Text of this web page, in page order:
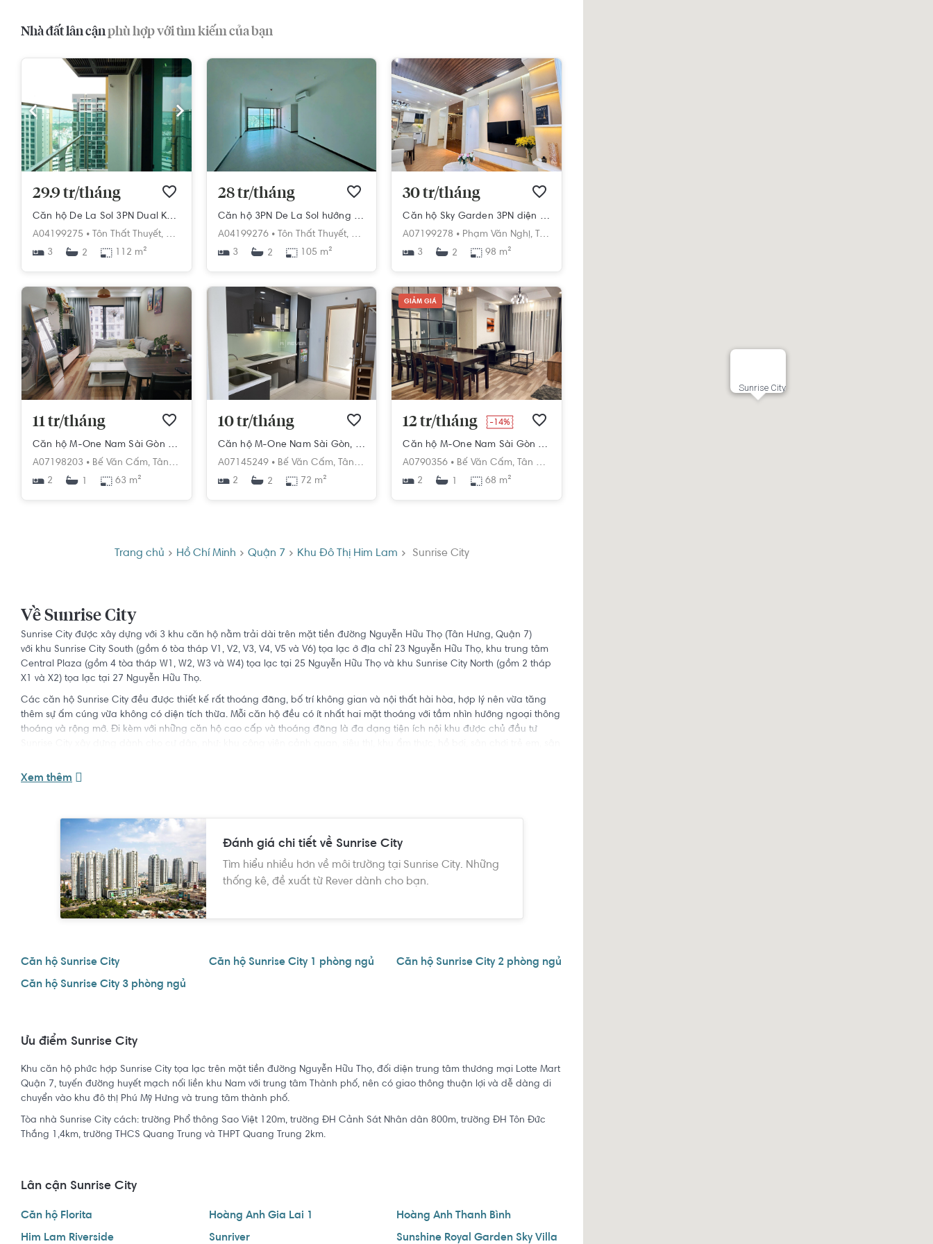
Nhà đất lân cậnphù hợp với tìm kiếm của bạn
29.9 tr/tháng
Căn hộ De La Sol 3PN Dual Key Nội Thất Cơ Bản
A04199275 • Tôn Thất Thuyết, Phường 1, Quận 4, Hồ Chí Minh
3
2 112 m²
28 tr/tháng
Căn hộ 3PN De La Sol hướng Đông Nam VIEW SÔNG
A04199276 • Tôn Thất Thuyết, Phường 1, Quận 4, Hồ Chí Minh
3
2 105 m²
30 tr/tháng
Căn hộ Sky Garden 3PN diện tích 98 m²
A07199278 • Phạm Văn Nghị, Tân Phong,
3
2 98 m²
11 tr/tháng
Căn hộ M-One Nam Sài Gòn hướng Nam, diện tích 63m²
A07198203 • Bế Văn Cấm, Tân Kiểng, Quận 7,
Hồ Chí Minh
2
63 m²
10 tr/tháng
Căn hộ M-One Nam Sài Gòn, diện tích 72m²
A07145249 • Bế Văn Cấm, Tân Kiểng, Quận 7, Hồ Chí Minh
2
2 72 m²
GIẢM GIÁ
12 tr/tháng -14%
Căn hộ M-One Nam Sài Gòn 2PN, diện tích 68m²
A0790356 • Bế Văn Cấm, Tân Kiểng,
2
68 m²
Trang chủ Hồ Chí Minh Quận 7 Khu Đô Thị Him Lam Sunrise City
Về Sunrise City
Sunrise City được xây dựng với 3 khu căn hộ nằm trải dài trên mặt tiền đường Nguyễn Hữu Thọ (Tân Hưng, Quận 7)
với khu Sunrise City South (gồm 6 tòa tháp V1, V2, V3, V4, V5 và V6) tọa lạc ở địa chỉ 23 Nguyễn Hữu Thọ, khu trung tâm
Central Plaza (gồm 4 tòa tháp W1, W2, W3 và W4) tọa lạc tại 25 Nguyễn Hữu Thọ và khu Sunrise City North (gồm 2 tháp
X1 và X2) tọa lạc tại 27 Nguyễn Hữu Thọ.
Các căn hộ Sunrise City đều được thiết kế rất thoáng đãng, bố trí không gian và nội thất hài hòa, hợp lý nên vừa tăng
thêm sự ấm cúng vừa không có diện tích thừa. Mỗi căn hộ đều có ít nhất hai mặt thoáng với tầm nhìn hướng ngoại thông
thoáng và rộng mở. Đi kèm với những căn hộ cao cấp và thoáng đãng là đa dạng tiện ích nội khu được chủ đầu tư
*Từ khóa phổ biến:
Xem thêm
Đánh giá chi tiết về Sunrise City
Tìm hiểu nhiều hơn về môi trường tại Sunrise City. Những
thống kê, đề xuất từ Rever dành cho bạn.
Căn hộ Sunrise City Căn hộ Sunrise City 1 phòng ngủ
Căn hộ Sunrise City 2 phòng ngủ
Căn hộ Sunrise City 3 phòng ngủ
Ưu điểm Sunrise City
Khu căn hộ phức hợp Sunrise City tọa lạc trên mặt tiền đường Nguyễn Hữu Thọ, đối diện trung tâm thương mại Lotte Mart
Quận 7, tuyến đường huyết mạch nối liền khu Nam với trung tâm Thành phố, nên có giao thông thuận lợi và dễ dàng di
chuyển vào khu đô thị Phú Mỹ Hưng và trung tâm thành phố.
Tòa nhà Sunrise City cách: trường Phổ thông Sao Việt 120m, trường ĐH Cảnh Sát Nhân dân 800m, trường ĐH Tôn Đức
Thắng 1,4km, trường THCS Quang Trung và THPT Quang Trung 2km.
Lân cận Sunrise City
Căn hộ Florita Hoàng Anh Gia Lai 1
Hoàng Anh Thanh Bình
Him Lam Riverside
Sunriver Sunshine Royal Garden Sky Villa
Sunrise City